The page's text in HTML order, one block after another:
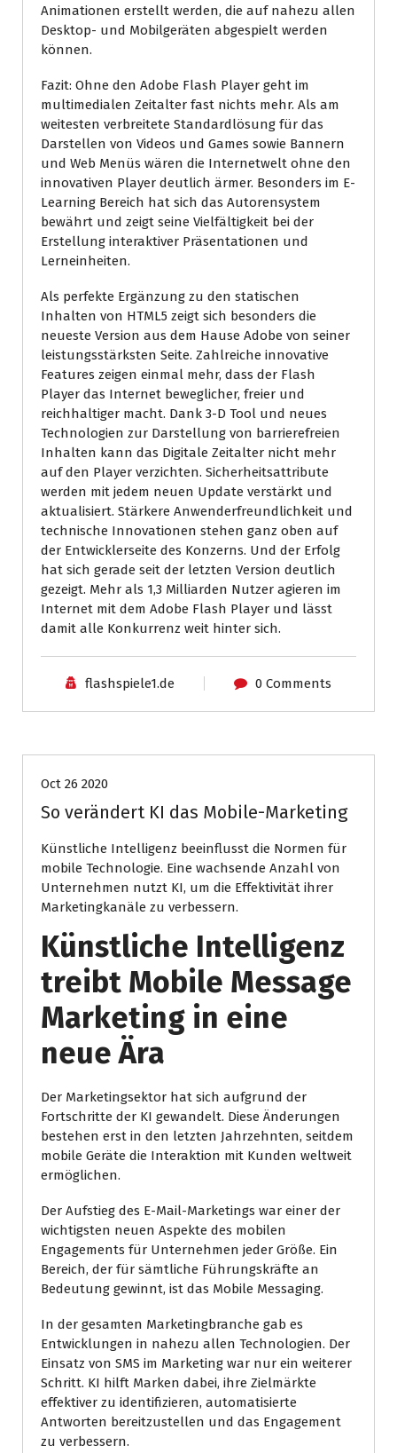
Animationen erstellt werden, die auf nahezu allen
Desktop- und Mobilgeräten abgespielt werden
können.
Fazit: Ohne den Adobe Flash Player geht im
multimedialen Zeitalter fast nichts mehr. Als am
weitesten verbreitete Standardlösung für das
Darstellen von Videos und Games sowie Bannern
und Web Menüs wären die Internetwelt ohne den
innovativen Player deutlich ärmer. Besonders im E-
Learning Bereich hat sich das Autorensystem
bewährt und zeigt seine Vielfältigkeit bei der
Erstellung interaktiver Präsentationen und
Lerneinheiten.
Als perfekte Ergänzung zu den statischen
Inhalten von HTML5 zeigt sich besonders die
neueste Version aus dem Hause Adobe von seiner
leistungsstärksten Seite. Zahlreiche innovative
Features zeigen einmal mehr, dass der Flash
Player das Internet beweglicher, freier und
reichhaltiger macht. Dank 3-D Tool und neues
Technologien zur Darstellung von barrierefreien
Inhalten kann das Digitale Zeitalter nicht mehr
auf den Player verzichten. Sicherheitsattribute
werden mit jedem neuen Update verstärkt und
aktualisiert. Stärkere Anwenderfreundlichkeit und
technische Innovationen stehen ganz oben auf
der Entwicklerseite des Konzerns. Und der Erfolg
hat sich gerade seit der letzten Version deutlich
gezeigt. Mehr als 1,3 Milliarden Nutzer agieren im
Internet mit dem Adobe Flash Player und lässt
damit alle Konkurrenz weit hinter sich.
flashspiele1.de 0 Comments
Oct 26 2020
So verändert KI das Mobile-Marketing
Künstliche Intelligenz beeinflusst die Normen für
mobile Technologie. Eine wachsende Anzahl von
Unternehmen nutzt KI, um die Effektivität ihrer
Marketingkanäle zu verbessern.
Künstliche Intelligenz
treibt Mobile Message
Marketing in eine
neue Ära
Der Marketingsektor hat sich aufgrund der
Fortschritte der KI gewandelt. Diese Änderungen
bestehen erst in den letzten Jahrzehnten, seitdem
mobile Geräte die Interaktion mit Kunden weltweit
ermöglichen.
Der Aufstieg des E-Mail-Marketings war einer der
wichtigsten neuen Aspekte des mobilen
Engagements für Unternehmen jeder Größe. Ein
Bereich, der für sämtliche Führungskräfte an
Bedeutung gewinnt, ist das Mobile Messaging.
In der gesamten Marketingbranche gab es
Entwicklungen in nahezu allen Technologien. Der
Einsatz von SMS im Marketing war nur ein weiterer
Schritt. KI hilft Marken dabei, ihre Zielmärkte
effektiver zu identifizieren, automatisierte
Antworten bereitzustellen und das Engagement
zu verbessern.